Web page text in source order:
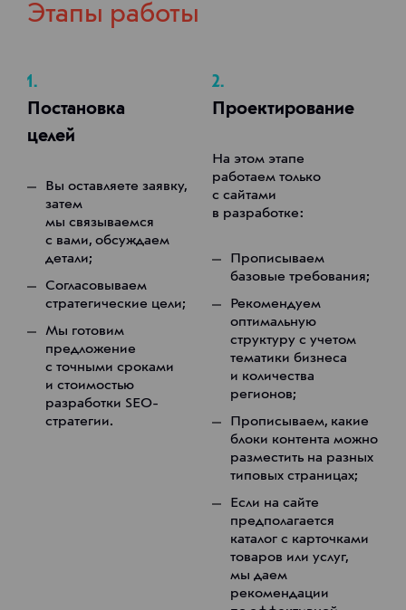
Этапы работы
1.
Постановка
целей
Вы оставляете заявку,
затем
мы связываемся
с вами, обсуждаем
детали;
Согласовываем
стратегические цели;
Мы готовим
предложение
с точными сроками
и стоимостью
разработки SEO-
стратегии.
2.
Проектирование
На этом этапе
работаем только
с сайтами
в разработке:
Прописываем
базовые требования;
Рекомендуем
оптимальную
структуру с учетом
тематики бизнеса
и количества
регионов;
Прописываем, какие
блоки контента можно
разместить на разных
типовых страницах;
Если на сайте
предполагается
каталог с карточками
товаров или услуг,
мы даем
рекомендации